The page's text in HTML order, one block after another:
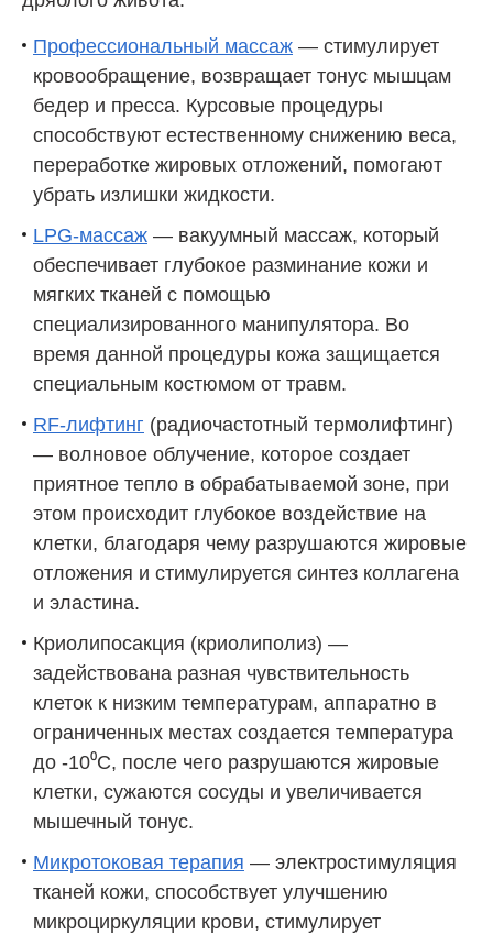
Профессиональный массаж — стимулирует
кровообращение, возвращает тонус мышцам
бедер и пресса. Курсовые процедуры
способствуют естественному снижению веса,
переработке жировых отложений, помогают
убрать излишки жидкости.
LPG-массаж — вакуумный массаж, который
обеспечивает глубокое разминание кожи и
мягких тканей с помощью
специализированного манипулятора. Во
время данной процедуры кожа защищается
специальным костюмом от травм.
RF-лифтинг (радиочастотный термолифтинг)
— волновое облучение, которое создает
приятное тепло в обрабатываемой зоне, при
этом происходит глубокое воздействие на
клетки, благодаря чему разрушаются жировые
отложения и стимулируется синтез коллагена
и эластина.
Криолипосакция (криолиполиз) —
задействована разная чувствительность
клеток к низким температурам, аппаратно в
ограниченных местах создается температура
до -10⁰С, после чего разрушаются жировые
клетки, сужаются сосуды и увеличивается
мышечный тонус.
Микротоковая терапия — электростимуляция
тканей кожи, способствует улучшению
микроциркуляции крови, стимулирует